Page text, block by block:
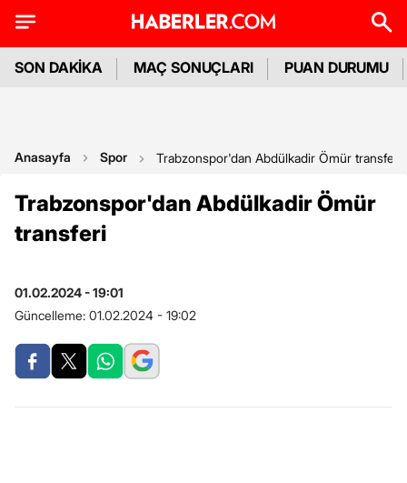
SON DAKİKA MAÇ SONUÇLARI PUAN DURUMU
Anasayfa Spor Trabzonspor'dan Abdülkadir Ömür transferi
Trabzonspor'dan Abdülkadir Ömür
transferi
01.02.2024 - 19:01
Güncelleme: 01.02.2024 - 19:02